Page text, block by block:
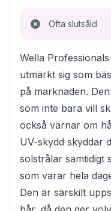
Ofta slutsåld
Wella
utmärkt sig som
på marknaden.
som inte bara vill
också värnar om
UV-skydd skyddar
solstrålar samtidigt
som varar hela
Den är särskilt